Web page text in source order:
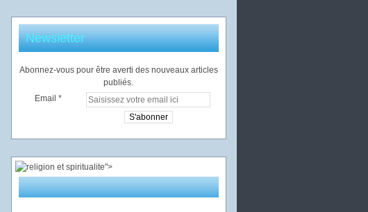
Newsletter
Abonnez-vous pour être averti des nouveaux articles
publiés.
Email
">